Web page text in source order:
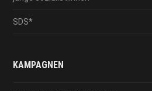
SDS*
KAMPAGNEN